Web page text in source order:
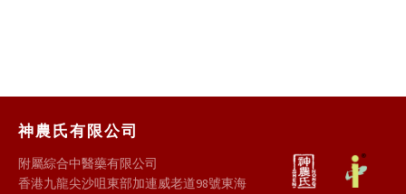
神農氏有限公司
附屬綜合中醫藥有限公司
香港九龍尖沙咀東部加連威老道98號東海